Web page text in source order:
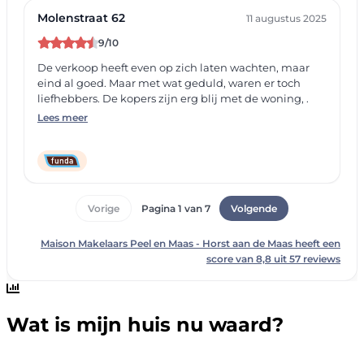
Wat is mijn huis nu waard?